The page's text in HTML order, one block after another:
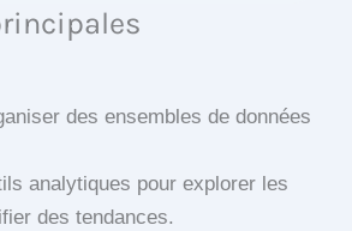
des ensembles de données
analytiques pour explorer les
des tendances.